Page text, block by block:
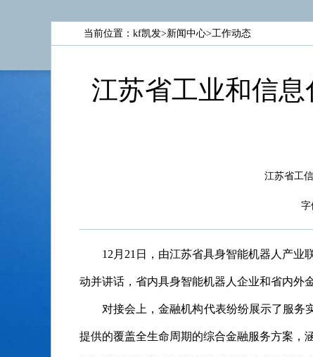
当前位置： kf凯发>新闻中心>工作动态
江苏省工业和信
江苏省工
字
12月21日，由江苏省具身智能机器人产业
动并讲话，省内具身智能机器人企业和省内外
对接会上，金融机构代表纷纷展示了服务
提供的覆盖全生命周期的综合金融服务方案，